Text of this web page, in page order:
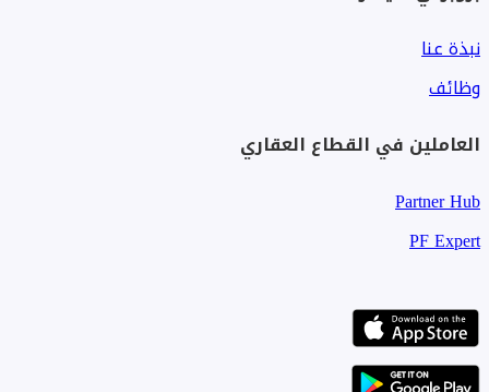
نبذة عنا
وظائف
العاملين في القطاع العقاري
Partner Hub
PF Expert